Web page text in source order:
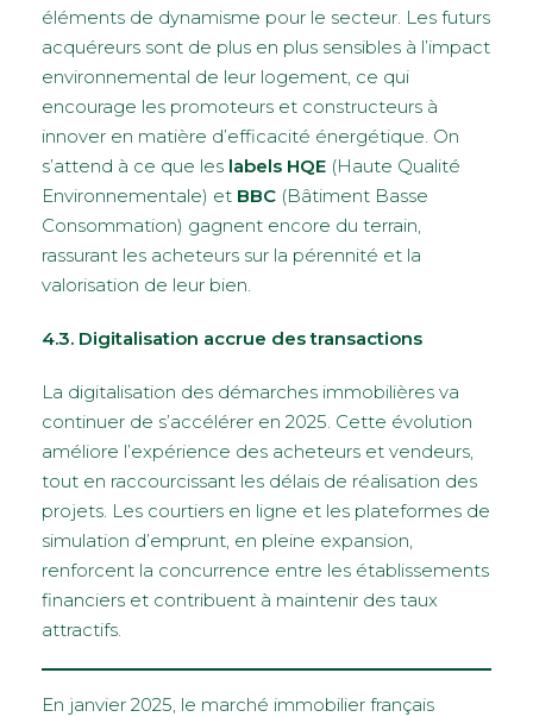
éléments de dynamisme pour le secteur. Les futurs
acquéreurs sont de plus en plus sensibles à l’impact
environnemental de leur logement, ce qui
encourage les promoteurs et constructeurs à
innover en matière d’efficacité énergétique. On
s’attend à ce que les labels HQE (Haute Qualité
Environnementale) et BBC (Bâtiment Basse
Consommation) gagnent encore du terrain,
rassurant les acheteurs sur la pérennité et la
valorisation de leur bien.
4.3. Digitalisation accrue des transactions
La digitalisation des démarches immobilières va
continuer de s’accélérer en 2025. Cette évolution
améliore l’expérience des acheteurs et vendeurs,
tout en raccourcissant les délais de réalisation des
projets. Les courtiers en ligne et les plateformes de
simulation d’emprunt, en pleine expansion,
renforcent la concurrence entre les établissements
financiers et contribuent à maintenir des taux
attractifs.
En janvier 2025, le marché immobilier français